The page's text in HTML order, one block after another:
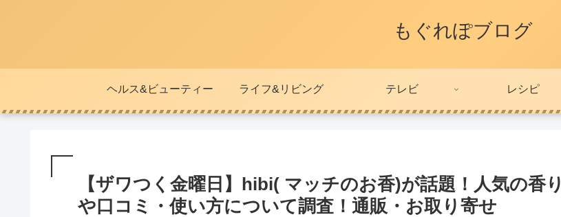
もぐれぽブログ
ヘルス&ビューティー ライフ&リビング テレビ レシピ
【ザワつく金曜日】hibi( マッチのお香)が話題！人気の香り
や口コミ・使い方について調査！通販・お取り寄せ